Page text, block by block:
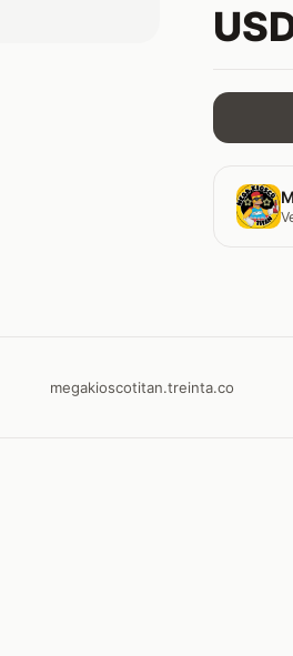
megakioscotitan.treinta.co